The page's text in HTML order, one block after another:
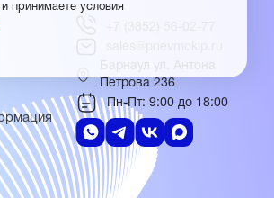
+7 (3852) 56-02-77
sales@pnevmokip.ru
Барнаул ул. Антона
Петрова 236
Пн-Пт: 9:00 до 18:00
и принимаете условия